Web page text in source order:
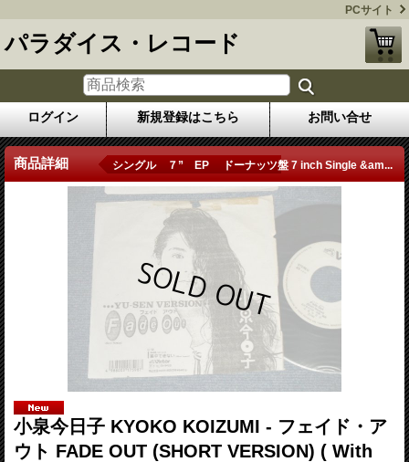
PCサイト
パラダイス・レコード
ログイン 新規登録はこちら お問い合せ
商品詳細 シングル ７” EP ドーナッツ盤 7 inch Single &am...
小泉今日子 KYOKO KOIZUMI - フェイド・ア
ウト FADE OUT (SHORT VERSION) ( With